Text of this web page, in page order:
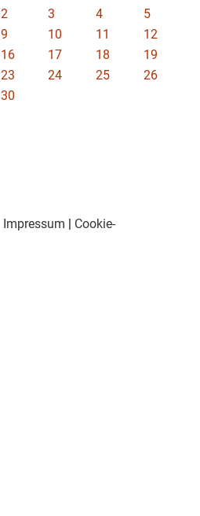
2 3 4
5
9 10 11
12
16 17 18
19
23 24 25
26
30
Impressum
Cookie-